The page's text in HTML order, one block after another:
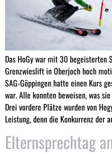
Das HoGy war mit 30 begeisterten
Grenzwieslift in Oberjoch hoch
SAG-Göppingen hatte einen Kurs
war. Alle konnten beweisen, was
Drei vordere Plätze wurden von
Leistung, denn die Konkurrenz der
Elternsprechtag